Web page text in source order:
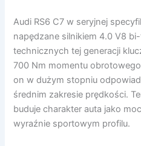
Audi RS6 C7 w seryjnej
napędzane silnikiem 4.0 V8
technicznych tej generacji
700 Nm momentu
on w dużym stopniu
średnim zakresie prędkości.
buduje charakter auta jako
wyraźnie sportowym profilu.